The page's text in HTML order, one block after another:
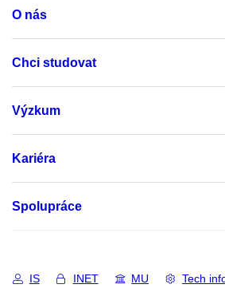
O nás
Chci studovat
Výzkum
Kariéra
Spolupráce
IS INET MU Tech